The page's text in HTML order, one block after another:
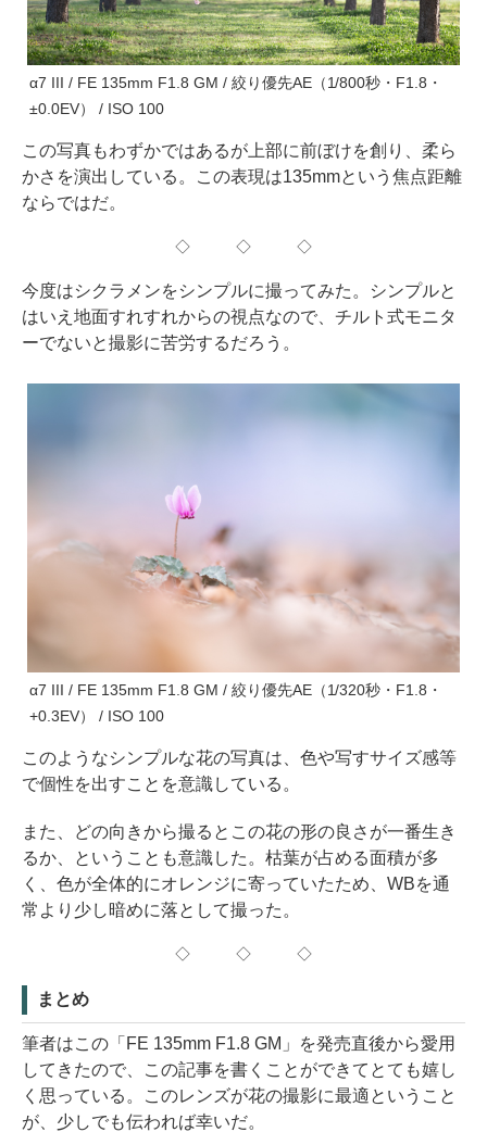
α7 III / FE 135mm F1.8 GM / 絞り優先AE（1/800秒・F1.8・
±0.0EV） / ISO 100
この写真もわずかではあるが上部に前ぼけを創り、柔ら
かさを演出している。この表現は135mmという焦点距離
ならではだ。
◇ ◇ ◇
今度はシクラメンをシンプルに撮ってみた。シンプルと
はいえ地面すれすれからの視点なので、チルト式モニタ
ーでないと撮影に苦労するだろう。
α7 III / FE 135mm F1.8 GM / 絞り優先AE（1/320秒・F1.8・
+0.3EV） / ISO 100
このようなシンプルな花の写真は、色や写すサイズ感等
で個性を出すことを意識している。
また、どの向きから撮るとこの花の形の良さが一番生き
るか、ということも意識した。枯葉が占める面積が多
く、色が全体的にオレンジに寄っていたため、WBを通
常より少し暗めに落として撮った。
◇ ◇ ◇
まとめ
筆者はこの「FE 135mm F1.8 GM」を発売直後から愛用
してきたので、この記事を書くことができてとても嬉し
く思っている。このレンズが花の撮影に最適ということ
が、少しでも伝われば幸いだ。